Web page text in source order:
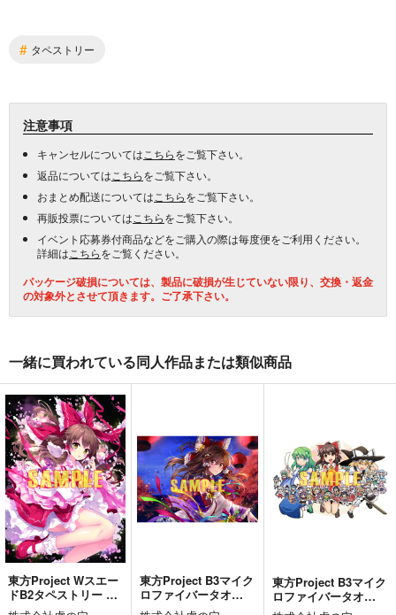
# タペストリー
注意事項
キャンセルについては こちらをご覧下さい。
返品については こちらをご覧下さい。
おまとめ配送については こちらをご覧下さい。
再販投票については こちらをご覧下さい。
イベント応募券付商品などをご購入の際は毎度便をご利用ください。
詳細は こちらをご覧ください。
パッケージ破損については、製品に破損が生じていない限り、交換・返金
の対象外とさせて頂きます。ご了承下さい。
一緒に買われている同人作品または類似商品
東方Project Wスエー
ドB2タペストリー 望
月椎那
東方Project B3マイク
ロファイバータオ
ル 萩原凛
東方Project B3マイク
ロファイバータオ
ル 葉庭